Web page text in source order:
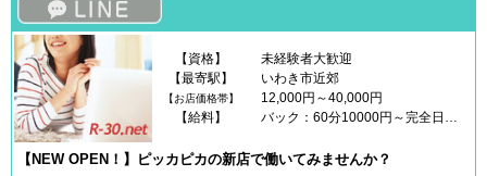
【資格】
未経験者大歓迎
【最寄駅】
いわき市近郊
【お店価格帯】
12,000円～40,000円
【給料】
【NEW OPEN！】ピッカピカの新店で働いてみませんか？